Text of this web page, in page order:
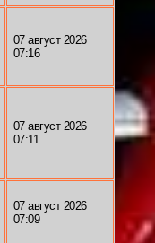
07 август 2026
07:16
07 август 2026
07:11
07 август 2026
07:09